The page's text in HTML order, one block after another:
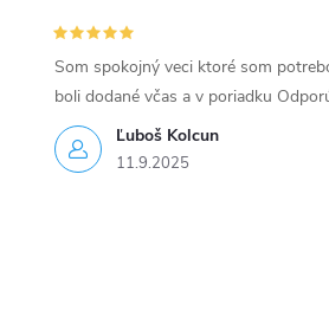
Ľuboš Kolcun
11.9.2025
Som spokojný veci ktoré som
boli dodané včas a v poriadku